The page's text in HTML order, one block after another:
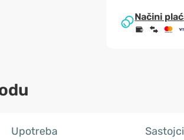
Načini
Upotreba Sastojci